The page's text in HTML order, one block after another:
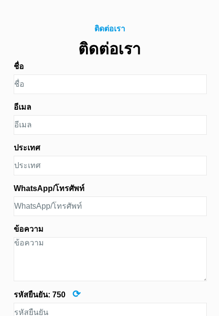
ติดต่อเรา
ติดต่อเรา
ชื่อ
อีเมล
ประเทศ
WhatsApp/โทรศัพท์
ข้อความ
รหัสยืนยัน: 750 ⟳